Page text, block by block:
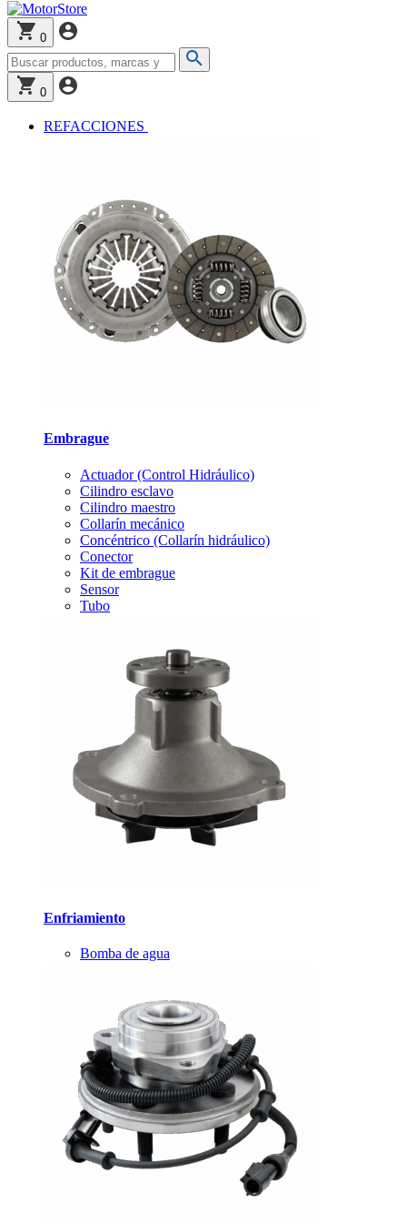
0
0
REFACCIONES
Embrague
Actuador (Control Hidráulico)
Cilindro esclavo
Cilindro maestro
Collarín mecánico
Concéntrico (Collarín hidráulico)
Conector
Kit de embrague
Sensor
Tubo
Enfriamiento
Bomba de agua